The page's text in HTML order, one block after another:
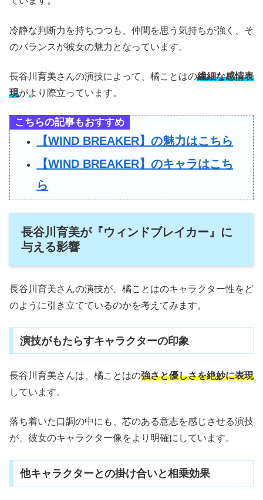
冷静な判断力を持ちつつも、仲間を思う気持ちが強く、そ
のバランスが彼女の魅力となっています。
長谷川育美さんの演技によって、橘ことはの繊細な感情表
現がより際立っています。
こちらの記事もおすすめ
【WIND BREAKER】の魅力はこちら
【WIND BREAKER】のキャラはこち
ら
長谷川育美が『ウィンドブレイカー』に
与える影響
長谷川育美さんの演技が、橘ことはのキャラクター性をど
のように引き立てているのかを考えてみます。
演技がもたらすキャラクターの印象
長谷川育美さんは、橘ことはの強さと優しさを絶妙に表現
しています。
落ち着いた口調の中にも、芯のある意志を感じさせる演技
が、彼女のキャラクター像をより明確にしています。
他キャラクターとの掛け合いと相乗効果